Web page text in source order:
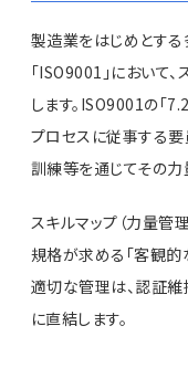
製造業をはじめとす
「ISO9001」において
します。ISO9001の「
プロセスに従事する要
訓練等を通じてその力
スキルマップ（力量管
規格が求める「客観的
適切な管理は、認証維
に直結します。